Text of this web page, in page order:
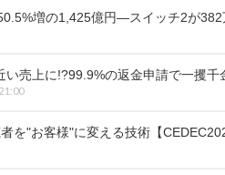
増の1,425億円―スイッチ2が382
い売上に!?99.9%の返金申請で一攫
を"お客様"に変える技術【